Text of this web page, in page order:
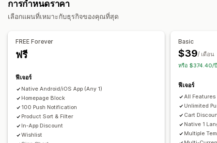
เครื่องมือแก้ไขการลากและวาง
ตัวอย่างแบบเรียลไทม์ ซิงค์แบบเรียลไทม์
ปรับเปลี่ยนให้เหมาะกับแต่ละบุคคล
Rich Media
การกำหนดราคา
เลือกแผนที่เหมาะกับธุรกิจของคุณที่สุด
FREE Forever
ฟรี
ฟีเจอร์
Native Android/iOS App (Any 1)
Homepage Block
100 Push Notification
Product Sort & Filter
In-App Discount
Wishlist
Basic
$39/ เดือน
หรือ $374.40/
ฟีเจอร์
All Features
Unlimited
Cart
Native 1
Multiple